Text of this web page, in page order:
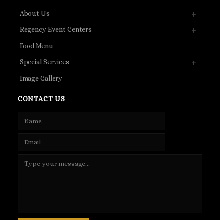
About Us
Regency Event Centers
Food Menu
Special Services
Image Gallery
CONTACT US